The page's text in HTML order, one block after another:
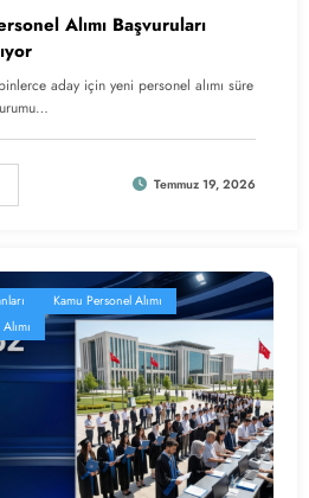
Alımı Başvuruları
aday için yeni personel alımı süre
Temmuz 19, 2026
Kamu Personel Alımı